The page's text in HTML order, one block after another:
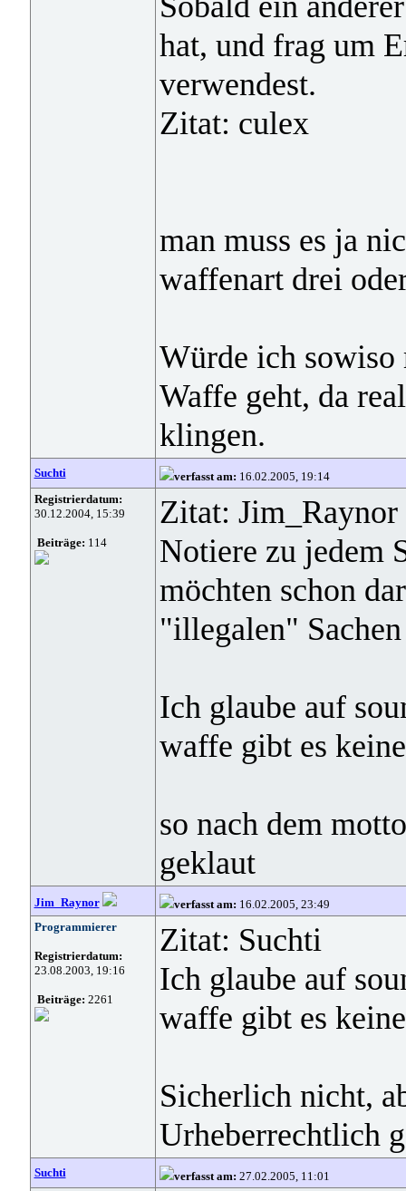
hat, und frag um
verwendest.
Zitat: culex
man muss es ja
waffenart drei
Würde ich sowiso
Waffe geht, da
klingen.
Suchti verfasst am: 16.02.2005, 19:14
Registrierdatum:
30.12.2004, 15:39
Beiträge: 114
Zitat: Jim_Raynor
Notiere zu jedem
möchten schon
"illegalen"
Ich glaube auf
waffe gibt es
so nach dem
geklaut
Jim_Raynor verfasst am: 16.02.2005, 23:49
Programmierer
Registrierdatum:
23.08.2003, 19:16
Beiträge: 2261
Zitat: Suchti
Ich glaube auf
waffe gibt es
Sicherlich nicht,
Urheberrechtlich
Suchti verfasst am: 27.02.2005, 11:01